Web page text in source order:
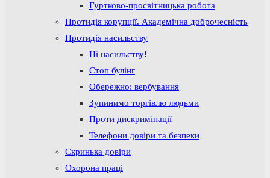
Гуртково-просвітницька робота
Протидія корупції. Академічна доброчесність
Протидія насильству
Ні насильству!
Стоп булінг
Обережно: вербування
Зупинимо торгівлю людьми
Проти дискримінації
Телефони довіри та безпеки
Скринька довіри
Охорона праці